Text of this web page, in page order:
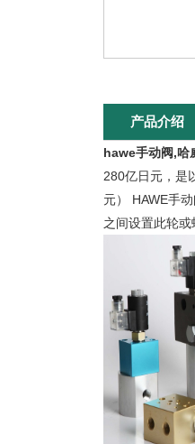
产品介绍
hawe手动阀,哈
280亿日元，是
元） HAWE手
之间设置此轮